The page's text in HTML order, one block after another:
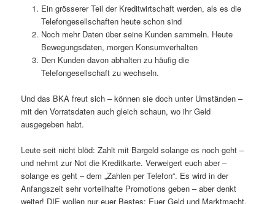
Ein grösserer Teil der Kreditwirtschaft werden, als es die
Telefongesellschaften heute schon sind
Noch mehr Daten über seine Kunden sammeln. Heute
Bewegungsdaten, morgen Konsumverhalten
Den Kunden davon abhalten zu häufig die
Telefongesellschaft zu wechseln.
Und das BKA freut sich – können sie doch unter Umständen –
mit den Vorratsdaten auch gleich schaun, wo ihr Geld
ausgegeben habt.
Leute seit nicht blöd: Zahlt mit Bargeld solange es noch geht –
und nehmt zur Not die Kreditkarte. Verweigert euch aber –
solange es geht – dem „Zahlen per Telefon“. Es wird in der
Anfangszeit sehr vorteilhafte Promotions geben – aber denkt
weiter! DIE wollen nur euer Bestes: Euer Geld und Marktmacht.